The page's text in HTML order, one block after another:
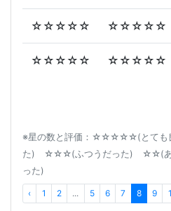
☆☆☆☆☆ ☆☆☆☆☆
☆☆☆☆☆ ☆☆☆☆☆
※星の数と評価：☆☆☆☆☆(とて
た) ☆☆☆(ふつうだった) ☆☆(あ
った)
‹ 1 2 ... 5 6 7 8 9